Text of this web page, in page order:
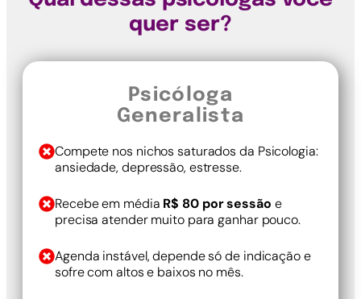
quer ser?
Psicóloga
Generalista
Compete nos nichos saturados da Psicologia:
ansiedade, depressão, estresse.
Recebe em média R$ 80 por sessão e
precisa atender muito para ganhar pouco.
Agenda instável, depende só de indicação e
sofre com altos e baixos no mês.